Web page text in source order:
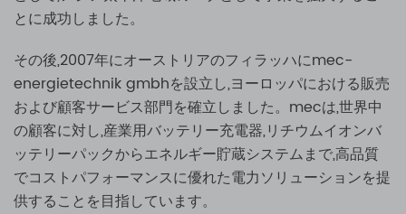
とに成功しました。
その後,2007年にオーストリアのフィラッハにmec-
energietechnik gmbhを設立し,ヨーロッパにおける販売
および顧客サービス部門を確立しました。mecは,世界中
の顧客に対し,産業用バッテリー充電器,リチウムイオンバ
ッテリーパックからエネルギー貯蔵システムまで,高品質
でコストパフォーマンスに優れた電力ソリューションを提
供することを目指しています。